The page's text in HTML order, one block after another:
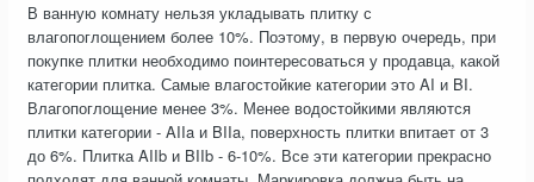
В ванную комнату нельзя укладывать плитку с
влагопоглощением более 10%. Поэтому, в первую очередь, при
покупке плитки необходимо поинтересоваться у продавца, какой
категории плитка. Самые влагостойкие категории это AI и BI.
Влагопоглощение менее 3%. Менее водостойкими являются
плитки категории - AIIa и BIIa, поверхность плитки впитает от 3
до 6%. Плитка AIIb и BIIb - 6-10%. Все эти категории прекрасно